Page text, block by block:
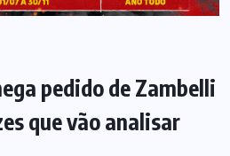
pedido de Zambelli
que vão analisar